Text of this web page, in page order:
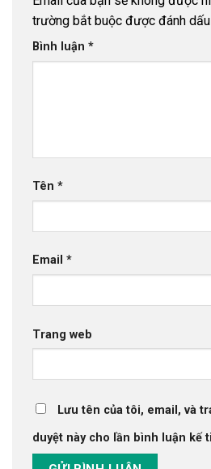
trường bắt buộc được đánh dấu
Bình luận *
Tên *
Email *
Trang web
Lưu tên của tôi, email, và
duyệt này cho lần bình luận kế